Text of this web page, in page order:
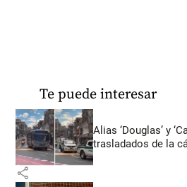
Te puede interesar
Alias ‘Douglas’ y
trasladados de la
share